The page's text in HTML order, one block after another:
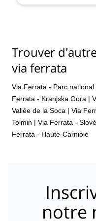
Trouver
via ferrata
Via Ferrata - Parc national
Ferrata - Kranjska Gora |
Vallée de la Soca | Via
Tolmin | Via Ferrata -
Ferrata - Haute-Carniole
notre